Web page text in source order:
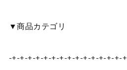
▼商品カテゴリ
-+-+-+-+-+-+-+-+-+-+-+-+-+-+-+